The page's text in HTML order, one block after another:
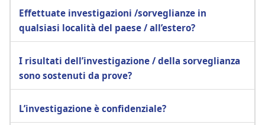
Effettuate investigazioni /sorveglianze in
qualsiasi località del paese / all’estero?
I risultati dell’investigazione / della sorveglianza
sono sostenuti da prove?
L’investigazione è confidenziale?